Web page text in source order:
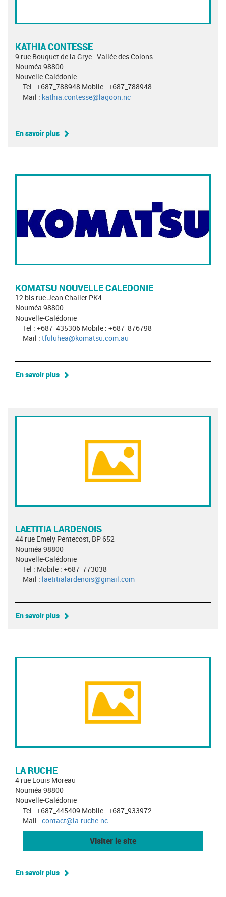
KATHIA CONTESSE
9 rue Bouquet de la Grye - Vallée des Colons
Nouméa 98800
Nouvelle-Calédonie
Tel : +687_788948 Mobile : +687_788948
Mail : kathia.contesse@lagoon.nc
En savoir plus
KOMATSU NOUVELLE CALEDONIE
12 bis rue Jean Chalier PK4
Nouméa 98800
Nouvelle-Calédonie
Tel : +687_435306 Mobile : +687_876798
Mail : tfuluhea@komatsu.com.au
En savoir plus
LAETITIA LARDENOIS
44 rue Emely Pentecost, BP 652
Nouméa 98800
Nouvelle-Calédonie
Tel : Mobile : +687_773038
Mail : laetitialardenois@gmail.com
En savoir plus
LA RUCHE
4 rue Louis Moreau
Nouméa 98800
Nouvelle-Calédonie
Tel : +687_445409 Mobile : +687_933972
Mail : contact@la-ruche.nc
Visiter le site
En savoir plus